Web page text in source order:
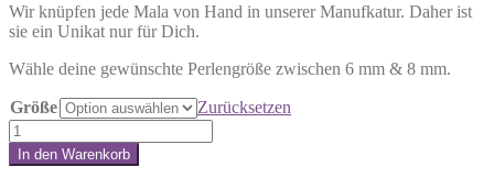
Wir knüpfen jede Mala von Hand in unserer Manufkatur. Daher ist
sie ein Unikat nur für Dich.
Wähle deine gewünschte Perlengröße zwischen 6 mm & 8 mm.
Größe
Zurücksetzen
Venus
–
Herzensreise
In den Warenkorb